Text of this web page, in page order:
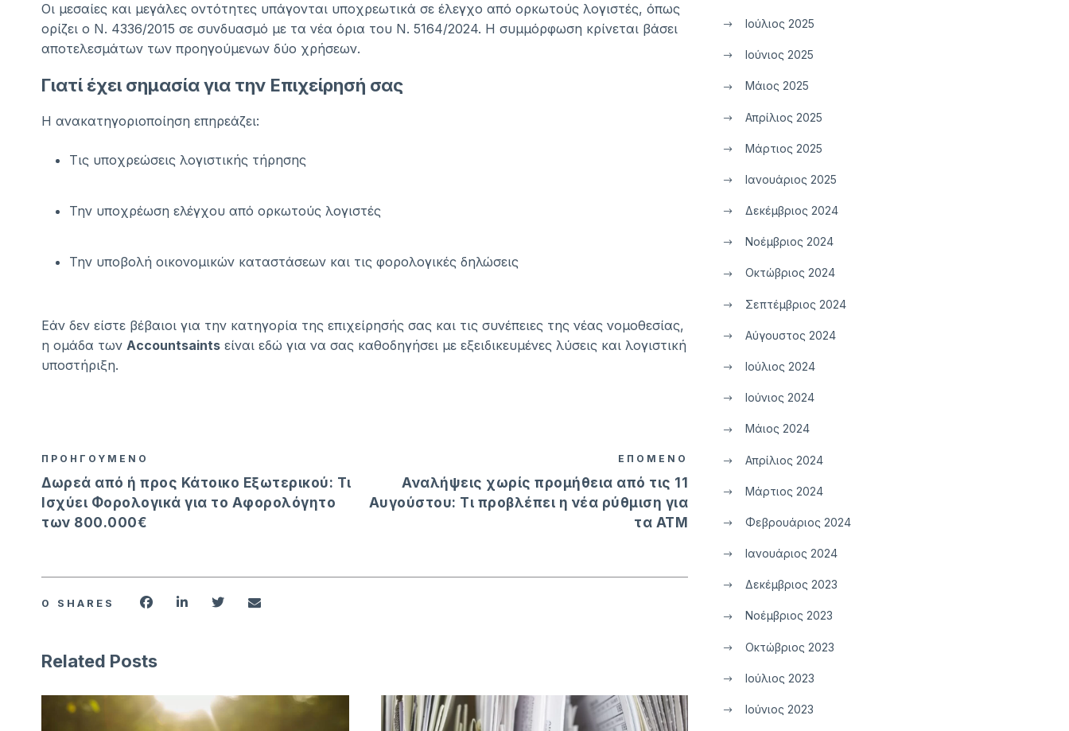
Οι μεσαίες και μεγάλες οντότητες υπάγονται υποχρεωτικά σε έλεγχο από ορκωτούς λογιστές, όπως
ορίζει ο Ν. 4336/2015 σε συνδυασμό με τα νέα όρια του Ν. 5164/2024. Η συμμόρφωση κρίνεται βάσει
αποτελεσμάτων των προηγούμενων δύο χρήσεων.
Γιατί έχει σημασία για την Επιχείρησή σας
Η ανακατηγοριοποίηση επηρεάζει:
Τις υποχρεώσεις λογιστικής τήρησης
Την υποχρέωση ελέγχου από ορκωτούς λογιστές
Την υποβολή οικονομικών καταστάσεων και τις φορολογικές δηλώσεις
Εάν δεν είστε βέβαιοι για την κατηγορία της επιχείρησής σας και τις συνέπειες της νέας νομοθεσίας,
η ομάδα των Accountsaints είναι εδώ για να σας καθοδηγήσει με εξειδικευμένες λύσεις και λογιστική
υποστήριξη.
ΠΡΟΗΓΟΥΜΕΝΟ
Δωρεά από ή προς Κάτοικο Εξωτερικού: Τι
Ισχύει Φορολογικά για το Αφορολόγητο
των 800.000€
ΕΠΟΜΕΝΟ
Αναλήψεις χωρίς προμήθεια από τις 11
Αυγούστου: Τι προβλέπει η νέα ρύθμιση για
τα ΑΤΜ
0 SHARES
Related Posts
Ιούλιος 2025
Ιούνιος 2025
Μάιος 2025
Απρίλιος 2025
Μάρτιος 2025
Ιανουάριος 2025
Δεκέμβριος 2024
Νοέμβριος 2024
Οκτώβριος 2024
Σεπτέμβριος 2024
Αύγουστος 2024
Ιούλιος 2024
Ιούνιος 2024
Μάιος 2024
Απρίλιος 2024
Μάρτιος 2024
Φεβρουάριος 2024
Ιανουάριος 2024
Δεκέμβριος 2023
Νοέμβριος 2023
Οκτώβριος 2023
Ιούλιος 2023
Ιούνιος 2023